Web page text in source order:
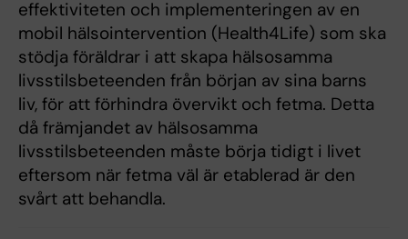
effektiviteten och implementeringen av en
mobil hälsointervention (Health4Life) som ska
stödja föräldrar i att skapa hälsosamma
livsstilsbeteenden från början av sina barns
liv, för att förhindra övervikt och fetma. Detta
då främjandet av hälsosamma
livsstilsbeteenden måste börja tidigt i livet
eftersom när fetma väl är etablerad är den
svårt att behandla.